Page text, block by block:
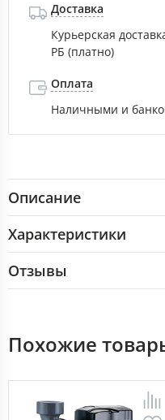
Доставка
Курьерская
РБ (платно)
Оплата
Наличными и
Описание
Характеристики
Отзывы
Похожие